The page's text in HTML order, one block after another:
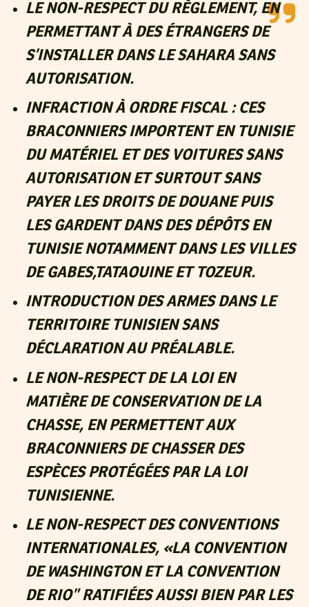
LE NON-RESPECT DU RÈGLEMENT, EN
PERMETTANT À DES ÉTRANGERS DE
S’INSTALLER DANS LE SAHARA SANS
AUTORISATION.
INFRACTION À ORDRE FISCAL : CES
BRACONNIERS IMPORTENT EN TUNISIE
DU MATÉRIEL ET DES VOITURES SANS
AUTORISATION ET SURTOUT SANS
PAYER LES DROITS DE DOUANE PUIS
LES GARDENT DANS DES DÉPÔTS EN
TUNISIE NOTAMMENT DANS LES VILLES
DE GABES,TATAOUINE ET TOZEUR.
INTRODUCTION DES ARMES DANS LE
TERRITOIRE TUNISIEN SANS
DÉCLARATION AU PRÉALABLE.
LE NON-RESPECT DE LA LOI EN
MATIÈRE DE CONSERVATION DE LA
CHASSE, EN PERMETTENT AUX
BRACONNIERS DE CHASSER DES
ESPÈCES PROTÉGÉES PAR LA LOI
TUNISIENNE.
LE NON-RESPECT DES CONVENTIONS
INTERNATIONALES, «LA CONVENTION
DE WASHINGTON ET LA CONVENTION
DE RIO” RATIFIÉES AUSSI BIEN PAR LES